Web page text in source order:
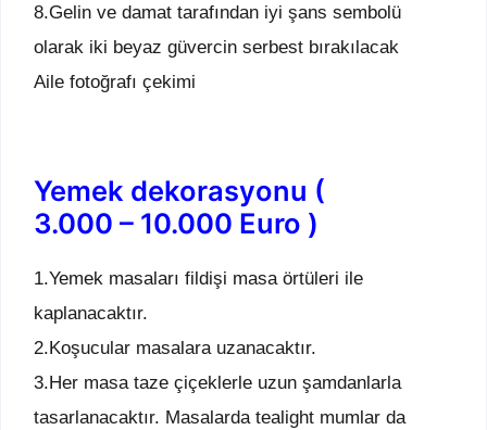
8.Gelin ve damat tarafından iyi şans sembolü
olarak iki beyaz güvercin serbest bırakılacak
Aile fotoğrafı çekimi
Yemek dekorasyonu (
3.000 – 10.000 Euro )
1.Yemek masaları fildişi masa örtüleri ile
kaplanacaktır.
2.Koşucular masalara uzanacaktır.
3.Her masa taze çiçeklerle uzun şamdanlarla
tasarlanacaktır. Masalarda tealight mumlar da